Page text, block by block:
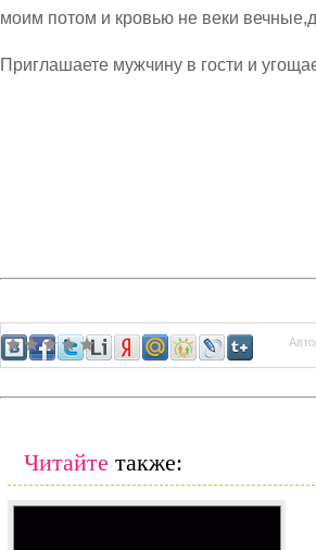
моим потом и кровью не веки
Приглашаете мужчину в гости и
Читайте также: